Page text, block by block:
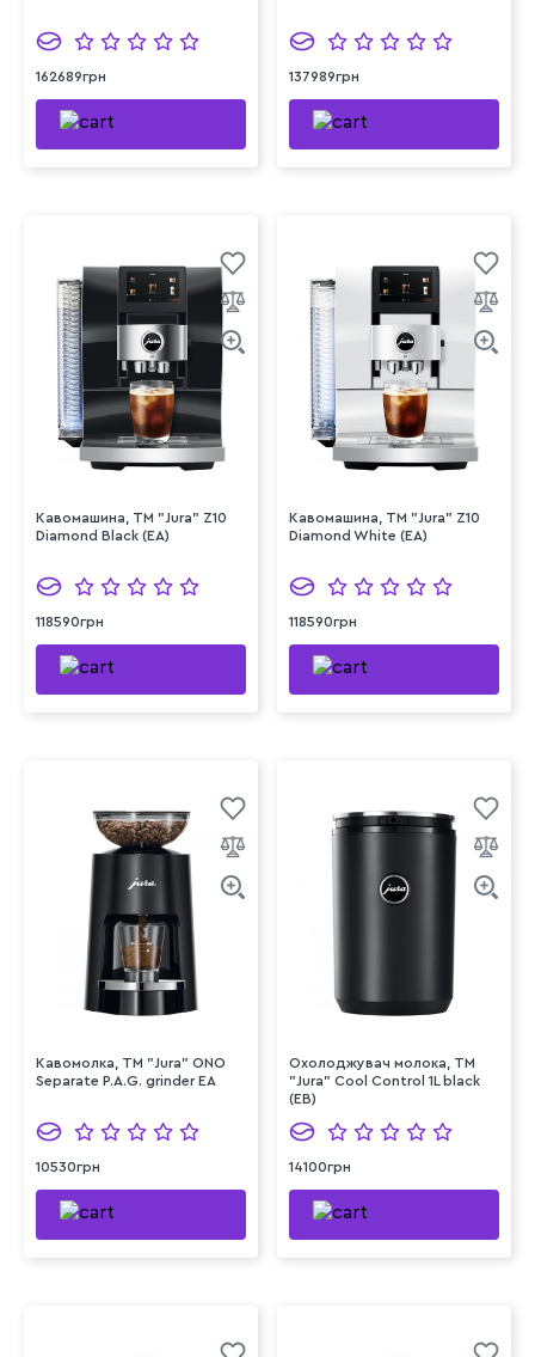
162689грн 137989грн
Кавомашина, TM "Jura" Z10
Diamond Black (EA)
118590грн
Кавомашина, TM "Jura" Z10
Diamond White (EA)
118590грн
Кавомолка, TM "Jura" ONO
Separate P.A.G. grinder EA
10530грн
Охолоджувач молока, ТМ
"Jura" Cool Control 1L black
(ЕB)
14100грн